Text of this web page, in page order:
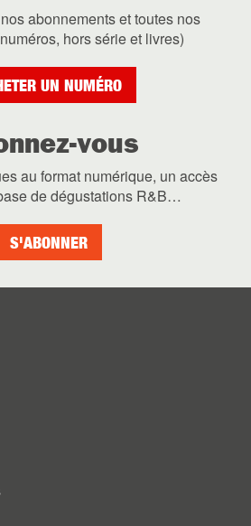
abonnements et toutes nos
hors série et livres)
UN NUMÉRO
vous
au format numérique, un accès
de dégustations R&B…
S'ABONNER